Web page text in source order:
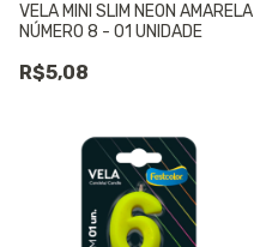
VELA MINI SLIM NEON AMARELA
NÚMERO 8 - 01 UNIDADE
R$5,08